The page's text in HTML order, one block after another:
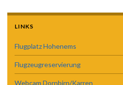
LINKS
Flugplatz Hohenems
Flugzeugreservierung
Webcam Dornbirn/Karren